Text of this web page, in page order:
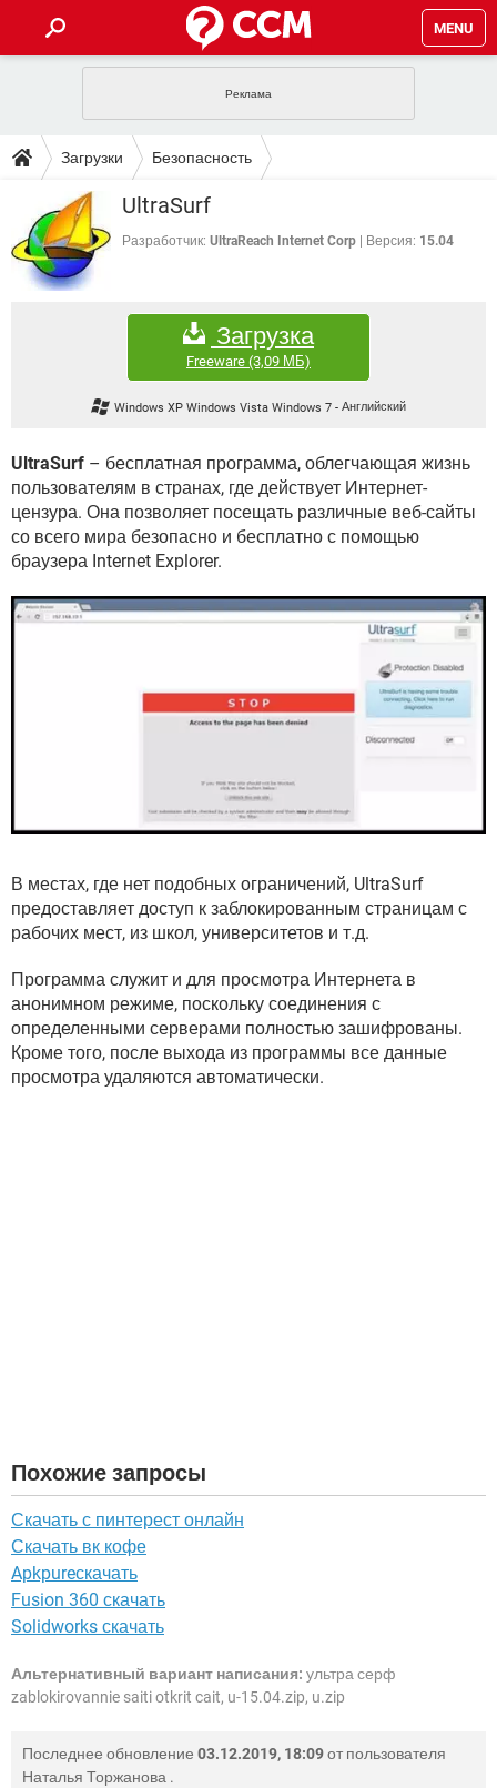
MENU
INSTAGRAM FACEBOOK
ВКОНТАКТЕ ВИДЕО
GOOGLE
ПОЛЕЗНЫЕ СОВЕТЫ
TIKTOK
WHATSAPP
FACEBOOK
GOOGLE
ЗАГРУЗКИ
TIKTOK TELEGRAM
WHATSAPP
ИГРЫ
ВКОНТАКТЕ
ФОРУМ
INSTAGRAM
ИГРЫ
WINDOWS 10 ВКОНТАКТЕ
YANDEX
ЭНЦИКЛОПЕДИЯ
TELEGRAM
WINDOWS 10 ВКОНТАКТЕ
YANDEX
Загрузки Безопасность
Анонимность/ Приватность
UltraSurf
Разработчик: UltraReach Internet Corp Версия: 15.04
Загрузка
Freeware (3,09 МБ)
Windows XP Windows Vista Windows 7 - Английский
UltraSurf – бесплатная программа, облегчающая жизнь
пользователям в странах, где действует Интернет-
цензура. Она позволяет посещать различные веб-сайты
со всего мира безопасно и бесплатно с помощью
браузера Internet Explorer.
В местах, где нет подобных ограничений, UltraSurf
предоставляет доступ к заблокированным страницам с
рабочих мест, из школ, университетов и т.д.
Программа служит и для просмотра Интернета в
анонимном режиме, поскольку соединения с
определенными серверами полностью зашифрованы.
Кроме того, после выхода из программы все данные
просмотра удаляются автоматически.
Похожие запросы
Скачать с пинтерест онлайн
Скачать вк кофе
Apkpureскачать
Fusion 360 скачать
Solidworks скачать
Альтернативный вариант написания: ультра серф
zablokirovannie saiti otkrit cait, u-15.04.zip, u.zip
Последнее обновление 03.12.2019, 18:09от пользователя
Наталья Торжанова .